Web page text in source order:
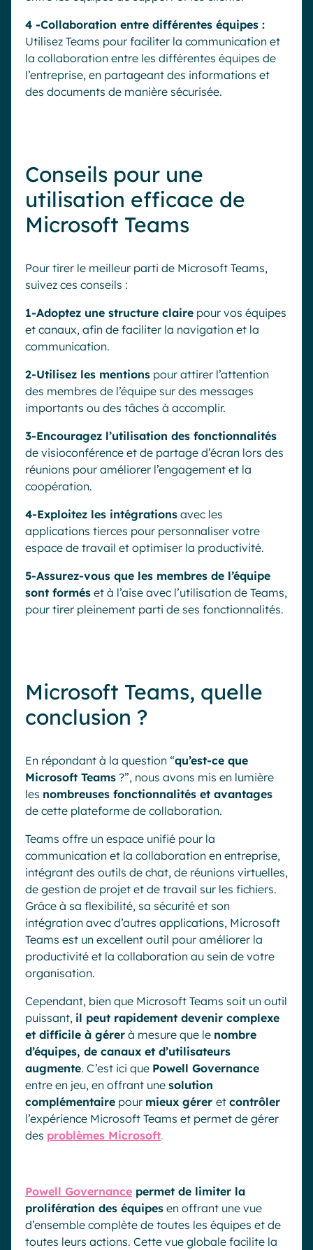
4 -Collaboration entre différentes équipes :
Utilisez Teams pour faciliter la communication et
la collaboration entre les différentes équipes de
l’entreprise, en partageant des informations et
des documents de manière sécurisée.
Conseils pour une
utilisation efficace de
Microsoft Teams
Pour tirer le meilleur parti de Microsoft Teams,
suivez ces conseils :
1-Adoptez une structure claire pour vos équipes
et canaux, afin de faciliter la navigation et la
communication.
2-Utilisez les mentions pour attirer l’attention
des membres de l’équipe sur des messages
importants ou des tâches à accomplir.
3-Encouragez l’utilisation des fonctionnalités
de visioconférence et de partage d’écran lors des
réunions pour améliorer l’engagement et la
coopération.
4-Exploitez les intégrations avec les
applications tierces pour personnaliser votre
espace de travail et optimiser la productivité.
5-Assurez-vous que les membres de l’équipe
sont formés et à l’aise avec l’utilisation de Teams,
pour tirer pleinement parti de ses fonctionnalités.
Microsoft Teams, quelle
conclusion ?
En répondant à la question “qu’est-ce que
Microsoft Teams ?”, nous avons mis en lumière
les nombreuses fonctionnalités et avantages
de cette plateforme de collaboration.
Teams offre un espace unifié pour la
communication et la collaboration en entreprise,
intégrant des outils de chat, de réunions virtuelles,
de gestion de projet et de travail sur les fichiers.
Grâce à sa flexibilité, sa sécurité et son
intégration avec d’autres applications, Microsoft
Teams est un excellent outil pour améliorer la
productivité et la collaboration au sein de votre
organisation.
Cependant, bien que Microsoft Teams soit un outil
puissant, il peut rapidement devenir complexe
et difficile à gérer à mesure que le nombre
d’équipes, de canaux et d’utilisateurs
augmente. C’est ici que Powell Governance
entre en jeu, en offrant une solution
complémentaire pour mieux gérer et contrôler
l’expérience Microsoft Teams et permet de gérer
des problèmes Microsoft.
Powell Governance permet de limiter la
prolifération des équipes en offrant une vue
d’ensemble complète de toutes les équipes et de
toutes leurs actions. Cette vue globale facilite la